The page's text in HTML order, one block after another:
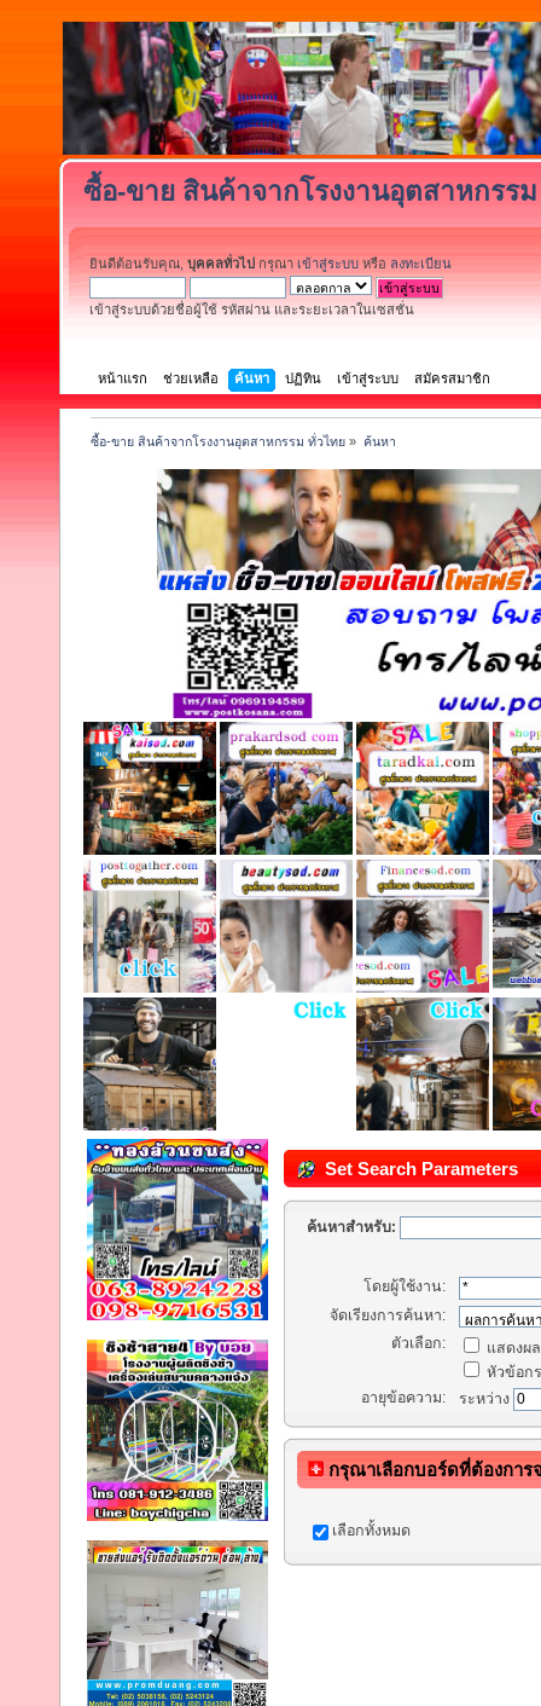
ซื้อ-ขาย สินค้าจากโรงงานอุตสาหกรร
ยินดีต้อนรับคุณ, บุคคลทั่วไป กรุณา เข้าสู่ระบบ หรือ ลงทะเบียน
เข้าสู่ระบบด้วยชื่อผู้ใช้ รหัสผ่าน และระยะเวลาในเซสชั่น
หน้าแรก ช่วยเหลือ ค้นหา ปฏิทิน เข้าสู่ระบบ สมัครสมาชิก
ซื้อ-ขาย สินค้าจากโรงงานอุตสาหกรรม ทั่วไทย » ค้นหา
Set Search Parameters
ค้นหาสำหรับ:
โดยผู้ใช้งาน:
จัดเรียงการค้นหา:
ตัวเลือก:
แสดงผ
หัวข้อก
อายุข้อความ:
ระหว่าง
กรุณาเลือกบอร์ดที่ต้องกา
เลือกทั้งหมด